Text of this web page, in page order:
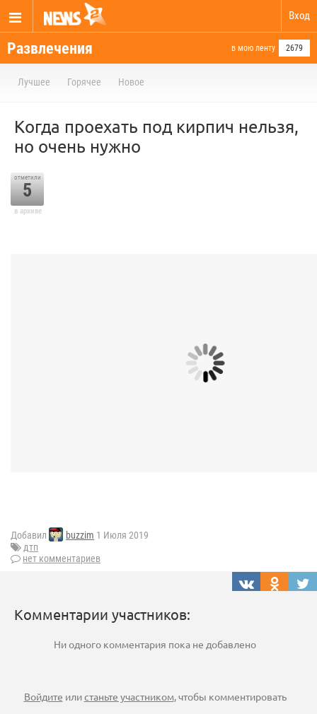
Вход
Развлечения в мою ленту 2679
Лучшее Горячее Новое
Когда проехать под кирпич нельзя,
но очень нужно
отметили
5
в архиве
Добавил buzzim 1 Июля 2019
дтп
нет комментариев
Комментарии участников:
Ни одного комментария пока не добавлено
Войдите илистаньте участником, чтобы комментировать